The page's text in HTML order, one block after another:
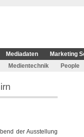
Mediadaten
Marketing
Medientechnik People
der Ausstellung